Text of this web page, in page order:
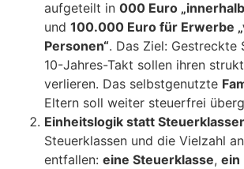
aufgeteilt in 000 Euro
und 100.000 Euro für Erwerbe
Personen“. Das Ziel: Gestreckte
10-Jahres-Takt sollen ihren
verlieren. Das selbstgenutzte
Eltern soll weiter steuerfrei
Einheitslogik statt
Steuerklassen und die Vielzahl
entfallen: eine Steuerklasse, ein